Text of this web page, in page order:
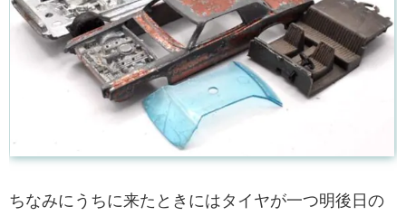
ちなみにうちに来たときにはタイヤが一つ明後日の